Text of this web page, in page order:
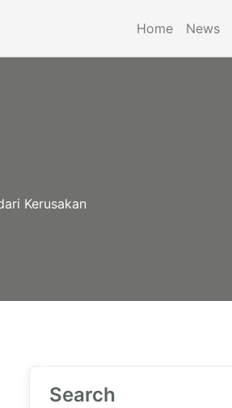
Home News
Kerusakan
Search